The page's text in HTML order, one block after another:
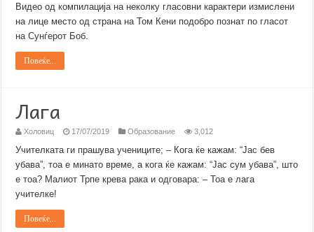
Видео од компилација на неколку гласовни карактери измислени
на лице место од страна на Том Кени подобро познат по гласот
на Сунѓерот Боб.
Повеќе...
Лага
Холовиц 17/07/2019 Образованиe 3,012
Учителката ги прашува учениците; – Кога ќе кажам: “Јас бев
убава”, тоа е минато време, a кога ќе кажам: “Јас сум убава”, што
е тоа? Малиот Трпе крева рака и одговара: – Тоа е лага
учителке!
Повеќе...